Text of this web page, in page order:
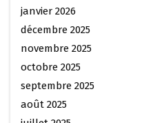
janvier 2026
décembre 2025
novembre 2025
octobre 2025
septembre 2025
août 2025